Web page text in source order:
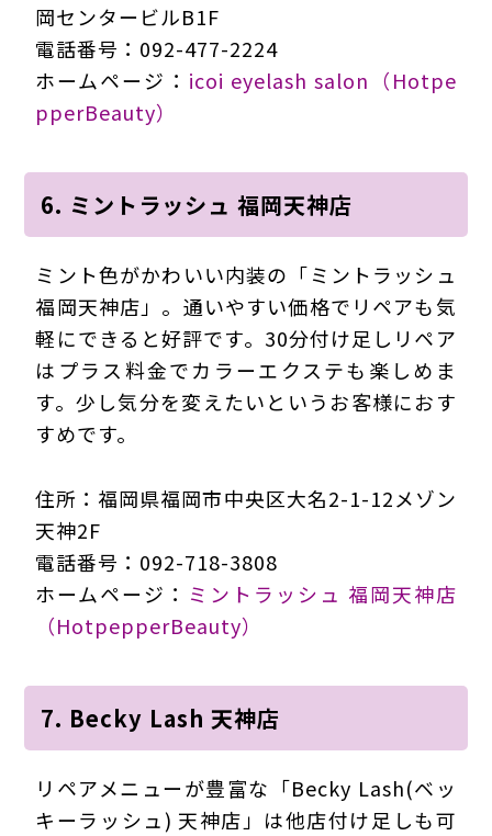
岡センタービルB1F
電話番号：092-477-2224
ホームページ： icoi eyelash salon（Hotpe
pperBeauty）
6. ミントラッシュ 福岡天神店
ミント色がかわいい内装の「ミントラッシュ
福岡天神店」。通いやすい価格でリペアも気
軽にできると好評です。30分付け足しリペア
はプラス料金でカラーエクステも楽しめま
す。少し気分を変えたいというお客様におす
すめです。
住所：福岡県福岡市中央区大名2-1-12メゾン
天神2F
電話番号：092-718-3808
ホームページ： ミントラッシュ 福岡天神店
（HotpepperBeauty）
7. Becky Lash 天神店
リペアメニューが豊富な「Becky Lash(ベッ
キーラッシュ) 天神店」は他店付け足しも可